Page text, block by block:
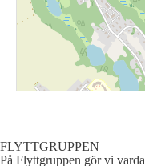
FLYTTGRUPPEN
På Flyttgruppen gör vi